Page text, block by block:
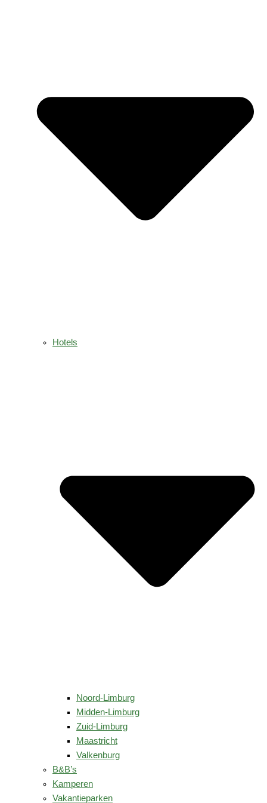
Hotels
Noord-Limburg
Midden-Limburg
Zuid-Limburg
Maastricht
Valkenburg
B&B’s
Kamperen
Vakantieparken